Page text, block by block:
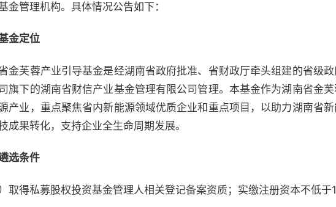
金管理机构。具体情况公告如下：
金定位
金芙蓉产业引导基金是经湖南省政府批准、省财政厅牵头组建的省级
旗下的湖南省财信产业基金管理有限公司管理。本基金作为湖南省金
产业，重点聚焦省内新能源领域优质企业和重点项目，以助力湖南省
成果转化，支持企业全生命周期发展。
选条件
）取得私募股权投资基金管理人相关登记备案资质；实缴注册资本不低于